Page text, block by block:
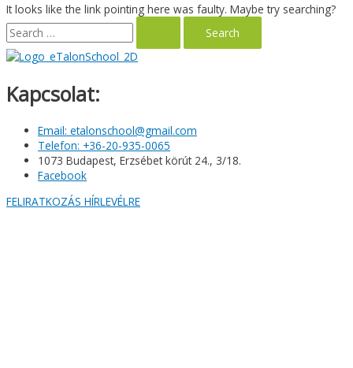
It looks like the link pointing here was faulty. Maybe try searching?
Search
for:
Kapcsolat:
Email: etalonschool@gmail.com
Telefon: +36-20-935-0065
1073 Budapest, Erzsébet körút 24., 3/18.
Facebook
FELIRATKOZÁS HÍRLEVÉLRE